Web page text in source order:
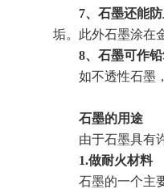
7、石墨还能
垢。此外石墨涂在
8、石墨可作
如不透性石墨，
石墨的用途
由于石墨具有许
1.做耐火材料
石墨的一个主要